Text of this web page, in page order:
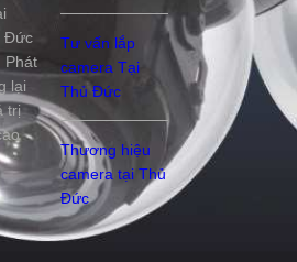
Đức
Phát
lại
trị
Tư vấn lắp
camera Tại
Thủ Đức
Thương hiệu
camera tại Thủ
Đức